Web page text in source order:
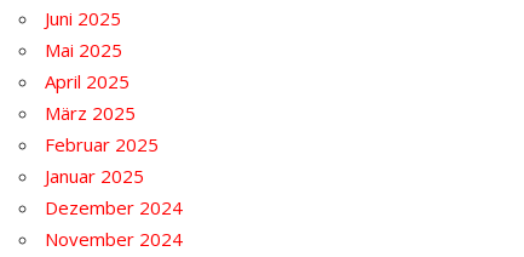
Juni 2025
Mai 2025
April 2025
März 2025
Februar 2025
Januar 2025
Dezember 2024
November 2024